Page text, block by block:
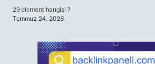
29 element hangisi ?
Temmuz 24, 2026